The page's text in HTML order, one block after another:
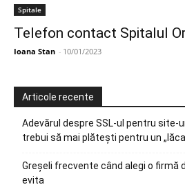
Spitale
Telefon contact Spitalul
Ioana Stan - 10/01/2023
Articole recente
Adevărul despre SSL-ul pentru site-
trebui să mai plătești pentru un
Greșeli frecvente când alegi o firmă
evita